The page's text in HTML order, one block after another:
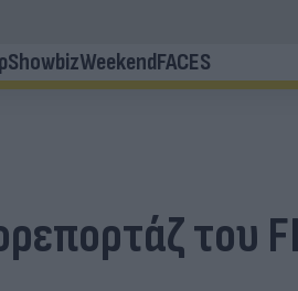
ShowbizWeekendFACES
του